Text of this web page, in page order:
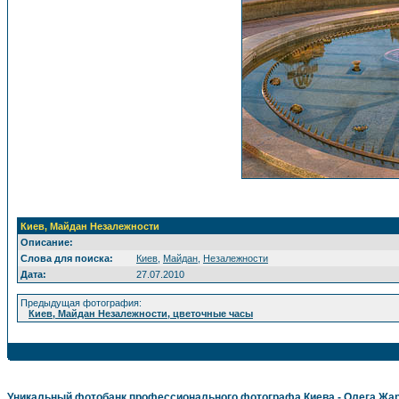
Киев, Майдан Незалежности
Описание:
Слова для поиска:
Киев Майдан Незалежности
Дата:
27.07.2010
Предыдущая фотография:
Киев, Майдан Незалежности, цветочные часы